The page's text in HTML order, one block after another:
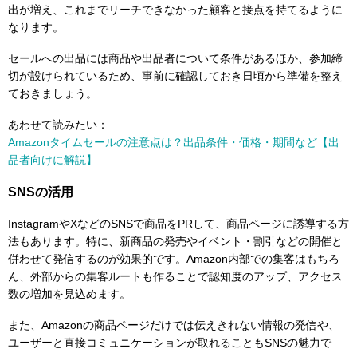
出が増え、これまでリーチできなかった顧客と接点を持てるように
なります。
セールへの出品には商品や出品者について条件があるほか、参加締
切が設けられているため、事前に確認しておき日頃から準備を整え
ておきましょう。
あわせて読みたい：
Amazonタイムセールの注意点は？出品条件・価格・期間など【出
品者向けに解説】
SNSの活用
InstagramやXなどのSNSで商品をPRして、商品ページに誘導する方
法もあります。特に、新商品の発売やイベント・割引などの開催と
併わせて発信するのが効果的です。Amazon内部での集客はもちろ
ん、外部からの集客ルートも作ることで認知度のアップ、アクセス
数の増加を見込めます。
また、Amazonの商品ページだけでは伝えきれない情報の発信や、
ユーザーと直接コミュニケーションが取れることもSNSの魅力で